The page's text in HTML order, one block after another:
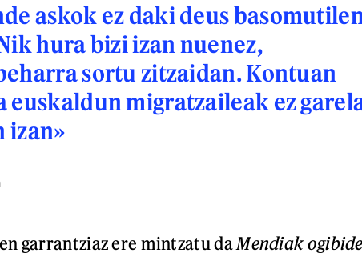
askok ez daki deus
hura bizi izan nuenez,
sortu zitzaidan. Kontuan
euskaldun migratzaileak ez
izan»
garrantziaz ere mintzatu da Mendiak